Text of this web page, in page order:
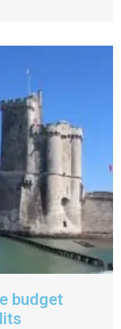
budget